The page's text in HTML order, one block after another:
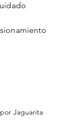
Jaguarita